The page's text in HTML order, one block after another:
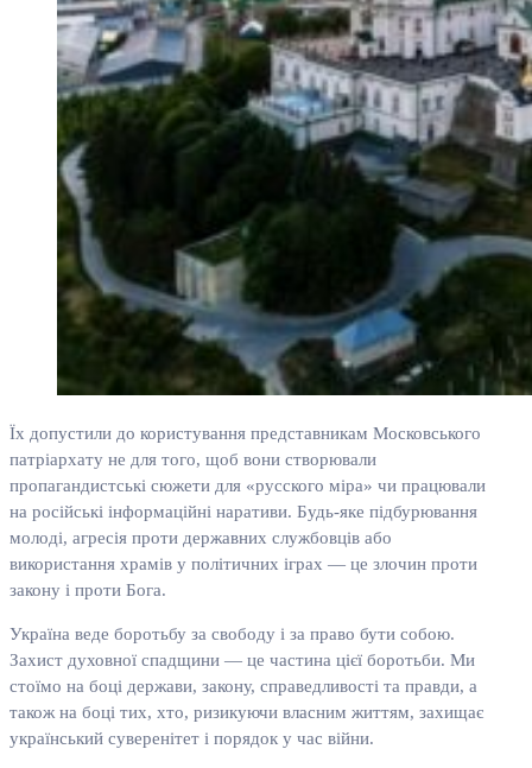
Їх допустили до користування представникам Московського
патріархату не для того, щоб вони створювали
пропагандистські сюжети для «русского міра» чи працювали
на російські інформаційні наративи. Будь-яке підбурювання
молоді, агресія проти державних службовців або
використання храмів у політичних іграх — це злочин проти
закону і проти Бога.
Україна веде боротьбу за свободу і за право бути собою.
Захист духовної спадщини — це частина цієї боротьби. Ми
стоїмо на боці держави, закону, справедливості та правди, а
також на боці тих, хто, ризикуючи власним життям, захищає
український суверенітет і порядок у час війни.